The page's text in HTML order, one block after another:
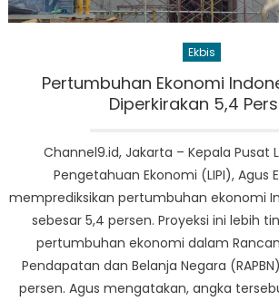
Ekbis
Pertumbuhan Ekonomi
Diperkirakan 5,4
Channel9.id, Jakarta – Kepala Pusat
Pengetahuan Ekonomi (LIPI), Agus
memprediksikan pertumbuhan ekonomi
sebesar 5,4 persen. Proyeksi ini lebih
pertumbuhan ekonomi dalam
Pendapatan dan Belanja Negara
persen. Agus mengatakan, angka